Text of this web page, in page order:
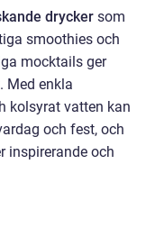
drycker som
smoothies och
mocktails ger
Med enkla
kolsyrat vatten kan
och fest, och
inspirerande och